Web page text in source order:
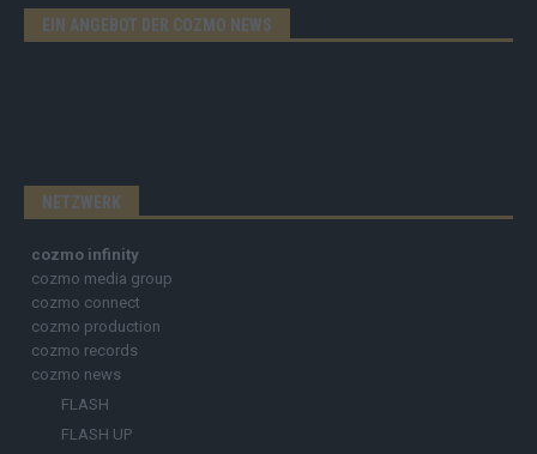
EIN ANGEBOT DER COZMO NEWS
NETZWERK
cozmo infinity
cozmo media group
cozmo connect
cozmo production
cozmo records
cozmo news
FLASH
FLASH UP